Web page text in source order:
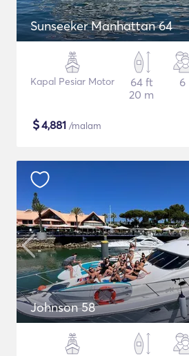
Sunseeker Manhattan 64
Kapal Pesiar Motor
64 ft
20 m
6
$4,881 /malam
Johnson 58